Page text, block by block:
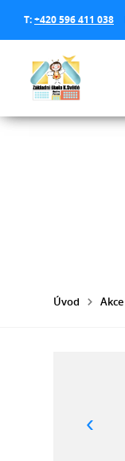
T:+420 596 411 038
Úvod Akce